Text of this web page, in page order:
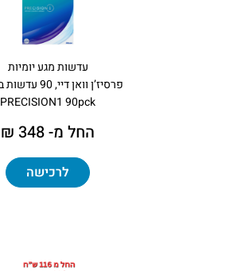
עדשות מגע יומיות
פרסיז’ן וואן דיי, 90 עדשות באריזה
PRECISION1 90pck
החל מ- 348 ₪
לרכישה